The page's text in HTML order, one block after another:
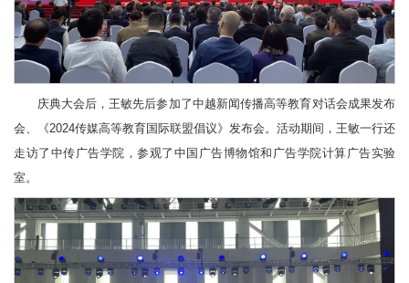
庆典大会后，王敏先后参加了中越新闻传播高等教育对话会成果发布
会、《2024传媒高等教育国际联盟倡议》发布会。活动期间，王敏一行还
走访了中传广告学院，参观了中国广告博物馆和广告学院计算广告实验
室。